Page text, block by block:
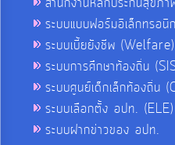
ระบบแบบฟอร์มอิเล็กทรอ
ระบบเบี้ยยังชีพ (Welfare)
ระบบการศึกษาท้องถิ่น
ระบบศูนย์เด็กเล็กท้องถิ่น
ระบบเลือกตั้ง อปท. (ELE)
ระบบฝากข่าวของ อปท.